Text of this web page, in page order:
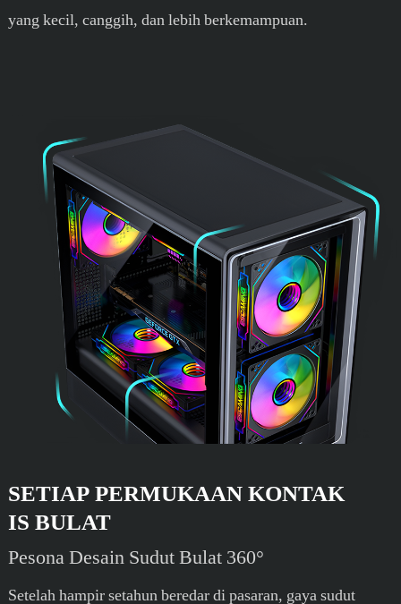
yang kecil, canggih, dan lebih berkemampuan.
SETIAP PERMUKAAN KONTAK
IS BULAT
Pesona Desain Sudut Bulat 360°
Setelah hampir setahun beredar di pasaran, gaya sudut